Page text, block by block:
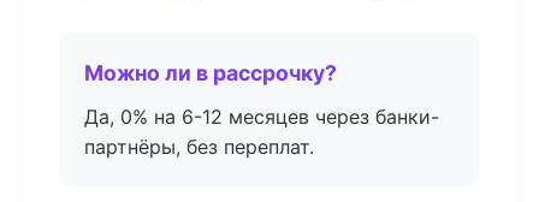
Можно ли в рассрочку?
Да, 0% на 6-12 месяцев через банки-
партнёры, без переплат.